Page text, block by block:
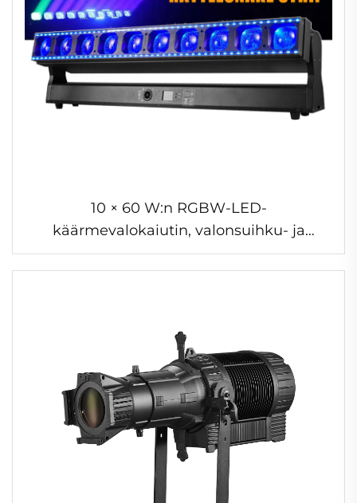
10 × 60 W:n RGBW-LED-
käärmevalokaiutin, valonsuihku- ja
matriisivalo, pikseli-LED-liikkuvapäävalo
DJ-barreihin ja diskoille